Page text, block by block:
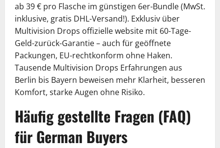
ab 39 € pro Flasche im günstigen 6er-Bundle (MwSt.
inklusive, gratis DHL-Versand!). Exklusiv über
Multivision Drops offizielle website mit 60-Tage-
Geld-zurück-Garantie – auch für geöffnete
Packungen, EU-rechtkonform ohne Haken.
Tausende Multivision Drops Erfahrungen aus
Berlin bis Bayern beweisen mehr Klarheit, besseren
Komfort, starke Augen ohne Risiko.
Häufig gestellte Fragen (FAQ)
für German Buyers